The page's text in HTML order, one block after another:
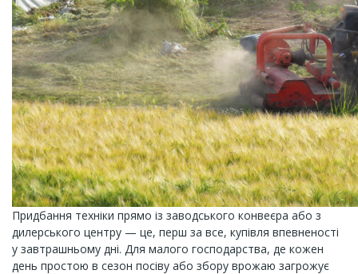
Придбання техніки прямо із заводського конвеєра або з
дилерського центру — це, перш за все, купівля впевненості
у завтрашньому дні. Для малого господарства, де кожен
день простою в сезон посіву або збору врожаю загрожує